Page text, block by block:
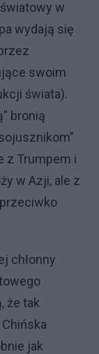
w
wydają się
swoim
świata).
bronią
z Trumpem i
w Azji, ale z
chłonny
że tak
jak